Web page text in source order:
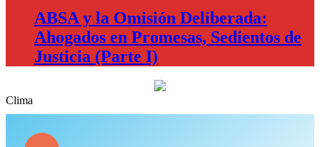
ABSA y la Omisión Deliberada:
Ahogados en Promesas, Sedientos de
Justicia (Parte I)
Clima